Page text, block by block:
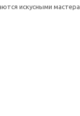
искусными